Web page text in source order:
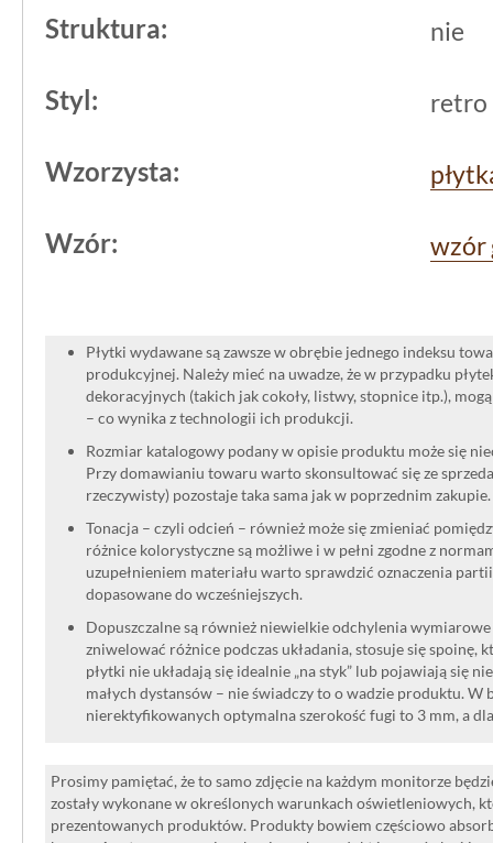
Struktura: nie
Styl: retro
Wzorzysta:
Wzór: wzór
Płytki wydawane są zawsze w obrębie jednego indeksu
produkcyjnej. Należy mieć na uwadze, że w przypadku
dekoracyjnych (takich jak cokoły, listwy, stopnice itp.),
– co wynika z technologii ich produkcji.
Rozmiar katalogowy podany w opisie produktu może się
Przy domawianiu towaru warto skonsultować się ze
rzeczywisty) pozostaje taka sama jak w poprzednim zakupie.
Tonacja – czyli odcień – również może się zmieniać
różnice kolorystyczne są możliwe i w pełni zgodne z
uzupełnieniem materiału warto sprawdzić oznaczenia
dopasowane do wcześniejszych.
Dopuszczalne są również niewielkie odchylenia
zniwelować różnice podczas układania, stosuje się spoinę,
płytki nie układają się idealnie „na styk” lub pojawiają się
małych dystansów – nie świadczy to o wadzie produktu. W
nierektyfikowanych optymalna szerokość fugi to 3 mm, a
Prosimy pamiętać, że to samo zdjęcie na każdym monitorze
zostały wykonane w określonych warunkach oświetleniowych,
prezentowanych produktów. Produkty bowiem częściowo